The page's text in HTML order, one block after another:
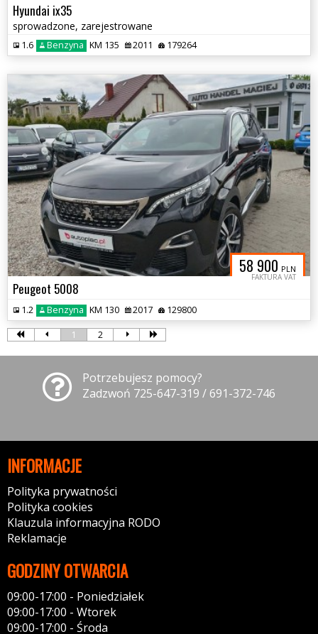
Hyundai ix35
sprowadzone, zarejestrowane
1.6 Benzyna KM 135 2011 179264
58 900 PLN
FAKTURA VAT
Peugeot 5008
1.2 Benzyna KM 130 2017 129800
1 2
Potrzebujesz pomocy?
Zadzwoń 725-647-319 / 691-372-746
INFORMACJE
Polityka prywatności
Polityka cookies
Klauzula informacyjna RODO
Reklamacje
GODZINY OTWARCIA
09:00-17:00 - Poniedziałek
09:00-17:00 - Wtorek
09:00-17:00 - Środa